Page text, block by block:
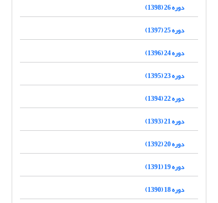
دوره 26 (1398)
دوره 25 (1397)
دوره 24 (1396)
دوره 23 (1395)
دوره 22 (1394)
دوره 21 (1393)
دوره 20 (1392)
دوره 19 (1391)
دوره 18 (1390)